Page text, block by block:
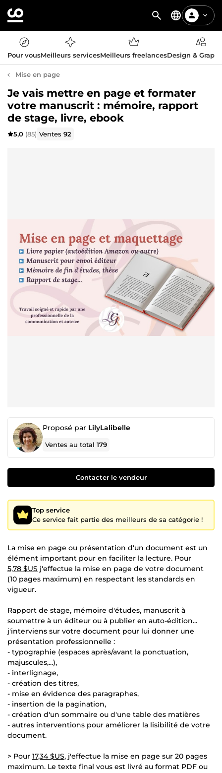
Pour vousMeilleurs servicesMeilleurs freelancesDesign &
Mise en page
Je vais mettre en page et formater
votre manuscrit : mémoire, rapport
de stage, livre, ebook
5,0 (85) Ventes92
Proposé par LilyLalibelle
Ventes au total179
Contacter le vendeur
Top service
Ce service fait partie des meilleurs de sa catégorie !
La mise en page ou présentation d'un document est un
élément important pour en faciliter la lecture. Pour
5,78 $US j'effectue la mise en page de votre document
(10 pages maximum) en respectant les standards en
vigueur.
Rapport de stage, mémoire d'études, manuscrit à
soumettre à un éditeur ou à publier en auto-édition...
j'interviens sur votre document pour lui donner une
présentation professionnelle :
- typographie (espaces après/avant la ponctuation,
majuscules,...),
- interlignage,
- création des titres,
- mise en évidence des paragraphes,
- insertion de la pagination,
- création d'un sommaire ou d'une table des matières
- autres interventions pour améliorer la lisibilité de votre
document.
> Pour 17,34 $US, j'effectue la mise en page sur 20 pages
maximum. Le texte final vous est livré au format PDF ou